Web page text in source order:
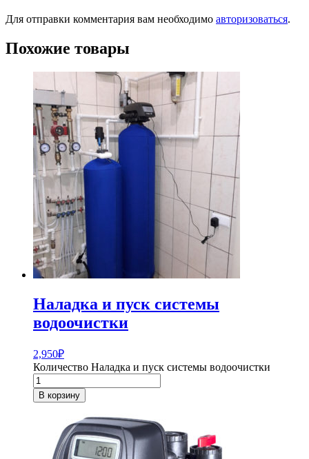
Для отправки комментария вам необходимо авторизоваться.
Похожие товары
Наладка и пуск системы
водоочистки
2,950₽
Количество Наладка и пуск системы водоочистки
В корзину